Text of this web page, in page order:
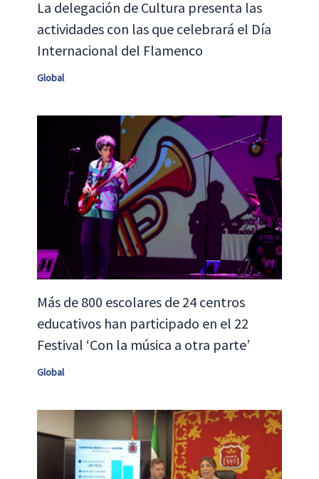
La delegación de Cultura presenta las
actividades con las que celebrará el Día
Internacional del Flamenco
Global
Más de 800 escolares de 24 centros
educativos han participado en el 22
Festival ‘Con la música a otra parte’
Global